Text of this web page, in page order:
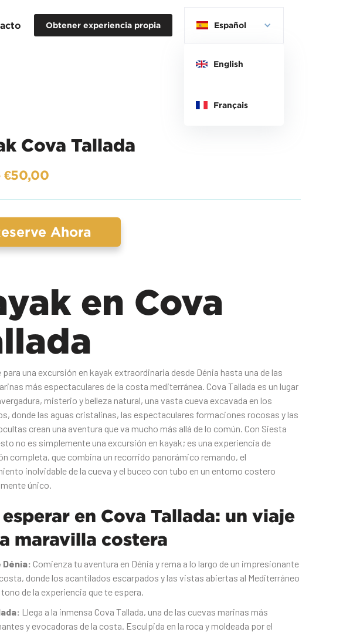
Obtener experiencia propia Español
English
Français
Cova Tallada
€50,00
Ahora
en Cova
para una excursión en kayak extraordinaria desde Dénia hasta una de las
más espectaculares de la costa mediterránea. Cova Tallada es un lugar
misterio y belleza natural, una vasta cueva excavada en los
donde las aguas cristalinas, las espectaculares formaciones rocosas y las
crean una aventura que va mucho más allá de lo común. Con Siesta
no es simplemente una excursión en kayak; es una experiencia de
completa, que combina un recorrido panorámico remando, el
inolvidable de la cueva y el buceo con tubo en un entorno costero
único.‍
esperar en Cova Tallada: un viaje
maravilla costera
Dénia: Comienza tu aventura en Dénia y rema a lo largo de un impresionante
donde los acantilados escarpados y las vistas abiertas al Mediterráneo
de la experiencia que te espera.
Llega a la inmensa Cova Tallada, una de las cuevas marinas más
y evocadoras de la costa. Esculpida en la roca y moldeada por el